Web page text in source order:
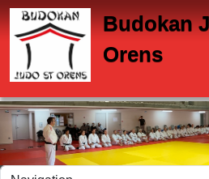
Budokan
Orens
Panneau de gestion des cookies